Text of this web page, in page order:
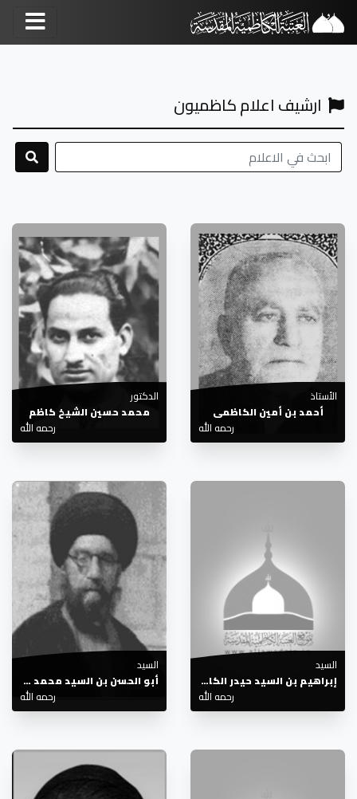
ارشيف اعلام كاظميون
الأستاذ
أحمد بن أمين الكاظمي
رحمه الله
الدكتور
محمد حسين الشيخ كاظم
رحمه الله
السيد
إبراهيم بن السيد حيدر الكاظمي
رحمه الله
السيد
أبو الحسن بن السيد محمد مهدي الصدر
رحمه الله